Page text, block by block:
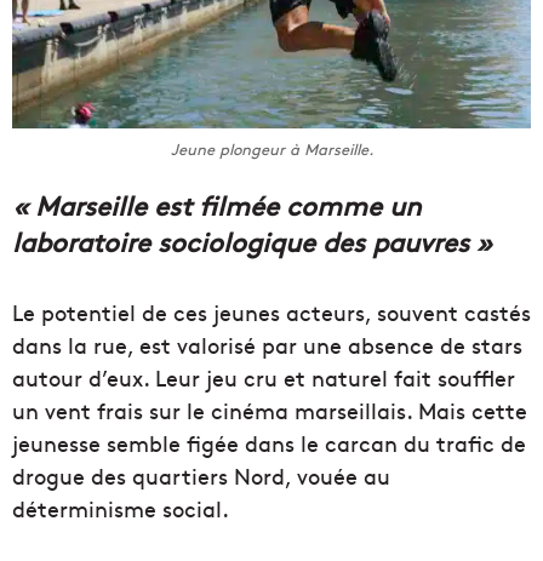
Jeune plongeur à Marseille.
« Marseille est filmée comme un
laboratoire sociologique des pauvres »
Le potentiel de ces jeunes acteurs, souvent castés
dans la rue, est valorisé par une absence de stars
autour d’eux. Leur jeu cru et naturel fait souffler
un vent frais sur le cinéma marseillais. Mais cette
jeunesse semble figée dans le carcan du trafic de
drogue des quartiers Nord, vouée au
déterminisme social.